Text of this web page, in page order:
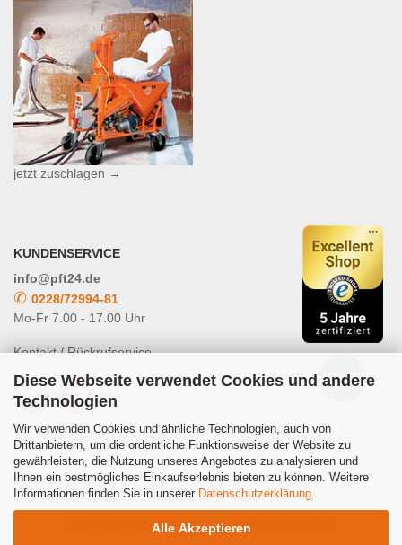
Diese Webseite verwendet Cookies und andere
Technologien
Wir verwenden Cookies und ähnliche Technologien, auch von
Drittanbietern, um die ordentliche Funktionsweise der Website zu
gewährleisten, die Nutzung unseres Angebotes zu analysieren und
Ihnen ein bestmögliches Einkaufserlebnis bieten zu können. Weitere
Informationen finden Sie in unserer Datenschutzerklärung
Alle Akzeptieren
jetzt zuschlagen →
KUNDENSERVICE
info@pft24.de
✆ 0228/72994-81
Mo-Fr 7.00 - 17.00 Uhr
Kontakt / Rückrufservice
Powered by Translate
Shopping Cart Software by Gambio.com © 2021